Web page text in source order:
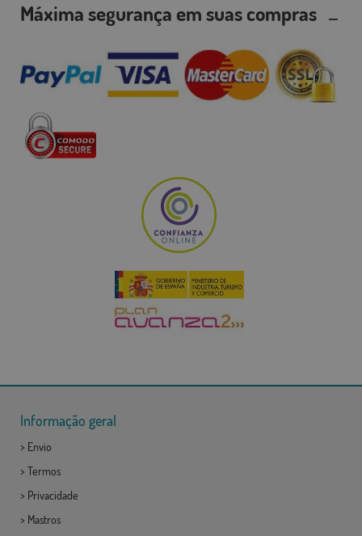
Máxima segurança em suas compras
Informação geral
> Envio
> Termos
> Privacidade
> Mastros